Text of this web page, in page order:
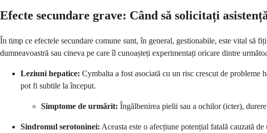
Efecte secundare grave: Când să solicitați
În timp ce efectele secundare comune sunt, în general, gestionabile, este vital să
dumneavoastră sau cineva pe care îl cunoașteți experimentați oricare dintre
Leziuni hepatice: Cymbalta a fost asociată cu un risc crescut de probleme
pot fi subtile la început.
Simptome de urmărit: Îngălbenirea pielii sau a ochilor (icter),
Sindromul serotoninei: Aceasta este o afecțiune potențial fatală cauzată